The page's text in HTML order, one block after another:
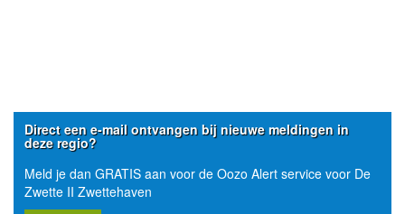
Direct een e-mail ontvangen bij nieuwe meldingen in
deze regio?
Meld je dan GRATIS aan voor de Oozo Alert service voor De
Zwette II Zwettehaven